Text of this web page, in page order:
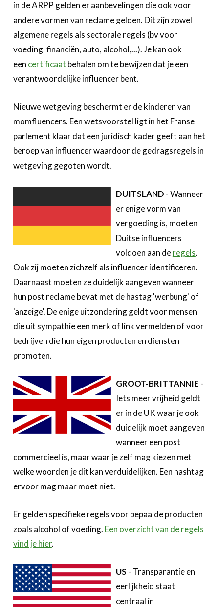
in de ARPP gelden er aanbevelingen die ook voor
andere vormen van reclame gelden. Dit zijn zowel
algemene regels als sectorale regels (bv voor
voeding, financiën, auto, alcohol,...). Je kan ook
een certificaat behalen om te bewijzen dat je een
verantwoordelijke influencer bent.
Nieuwe wetgeving beschermt er de kinderen van
momfluencers. Een wetsvoorstel ligt in het Franse
parlement klaar dat een juridisch kader geeft aan het
beroep van influencer waardoor de gedragsregels in
wetgeving gegoten wordt.
DUITSLAND - Wanneer
er enige vorm van
vergoeding is, moeten
Duitse influencers
voldoen aan deregels.
Ook zij moeten zichzelf als influencer identificeren.
Daarnaast moeten ze duidelijk aangeven wanneer
hun post reclame bevat met de hastag 'werbung' of
'anzeige'. De enige uitzondering geldt voor mensen
die uit sympathie een merk of link vermelden of voor
bedrijven die hun eigen producten en diensten
promoten.
GROOT-BRITTANNIE -
Iets meer vrijheid geldt
er in de UK waar je ook
duidelijk moet aangeven
wanneer een post
commercieel is, maar waar je zelf mag kiezen met
welke woorden je dit kan verduidelijken. Een hashtag
ervoor mag maar moet niet.
Er gelden specifieke regels voor bepaalde producten
zoals alcohol of voeding. Een overzicht van de regels
vind je hier.
US - Transparantie en
eerlijkheid staat
centraal in